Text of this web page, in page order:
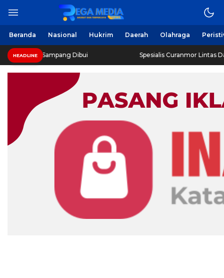
Beranda Nasional Hukrim Daerah Olahraga
HEADLINEDibui Spesialis Curanmor Lintas Daerah